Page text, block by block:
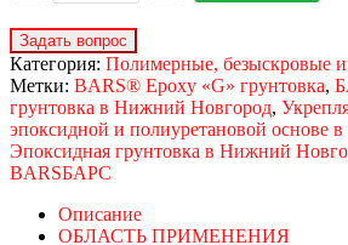
Категория: Полимерные, безыскровые
Метки: BARS® Epoxy «G» грунтовка,
грунтовка в Нижний Новгород,
эпоксидной и полиуретановой основе
Эпоксидная грунтовка в Нижний
BARSБАРС
Описание
ОБЛАСТЬ ПРИМЕНЕНИЯ